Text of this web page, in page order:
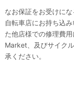
なお保証をお受けに
自転車店にお持ち込
た他店様での修理費
Market、及びサイク
承ください。